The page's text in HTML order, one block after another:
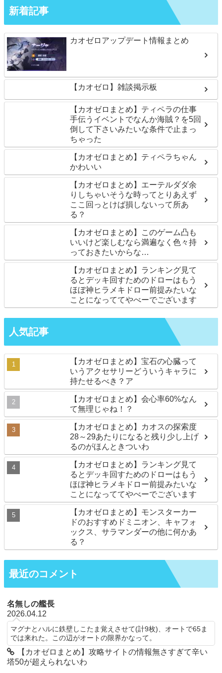
新着記事
カオゼロアップデート情報まとめ
【カオゼロ】雑談掲示板
【カオゼロまとめ】ティペラの仕事
手伝うイベントでなんか海賊？を5回
倒して下さいみたいな条件で止まっ
ちゃった
【カオゼロまとめ】ティペラちゃん
かわいい
【カオゼロまとめ】エーテルダダ余
りしちゃいそうな時ってとりあえず
ここ回っとけば損しないって所あ
る？
【カオゼロまとめ】このゲーム凸も
いいけど楽しむなら満遍なく色々持
っておきたいからな…
【カオゼロまとめ】ランキング見て
るとデッキ回すためのドローはもう
ほぼ神ヒラメキドロー前提みたいな
ことになっててやべーでございます
人気記事
【カオゼロまとめ】宝石の心臓って
いうアクセサリーどういうキャラに
持たせるべき？ア
【カオゼロまとめ】会心率60%なん
て無理じゃね！？
【カオゼロまとめ】カオスの探索度
28～29あたりになると残り少し上げ
るのがほんときついわ
【カオゼロまとめ】ランキング見て
るとデッキ回すためのドローはもう
ほぼ神ヒラメキドロー前提みたいな
ことになっててやべーでございます
【カオゼロまとめ】モンスターカー
ドのおすすめドミニオン、キャフォ
ックス、サラマンダーの他に何かあ
る？
最近のコメント
名無しの艦長
2026.04.12
マグナとハルに鉄壁しこたま覚えさせて(計9枚)、オートで65ま
では来れた。この辺がオートの限界かなって。
【カオゼロまとめ】攻略サイトの情報無さすぎて辛い
塔50が超えられないわ